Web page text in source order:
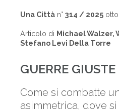
Una Città n° 314 / 2025
Articolo di Michael Walzer,
Stefano Levi Della Torre
GUERRE
Come si combatte
asimmetrica, dove